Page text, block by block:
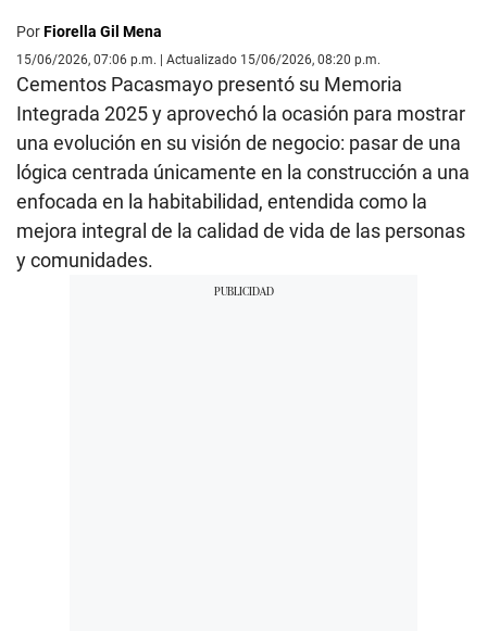
PorFiorella Gil Mena
15/06/2026, 07:06 p.m. | Actualizado 15/06/2026, 08:20 p.m.
Cementos Pacasmayo presentó su Memoria
Integrada 2025 y aprovechó la ocasión para mostrar
una evolución en su visión de negocio: pasar de una
lógica centrada únicamente en la construcción a una
enfocada en la habitabilidad, entendida como la
mejora integral de la calidad de vida de las personas
y comunidades.